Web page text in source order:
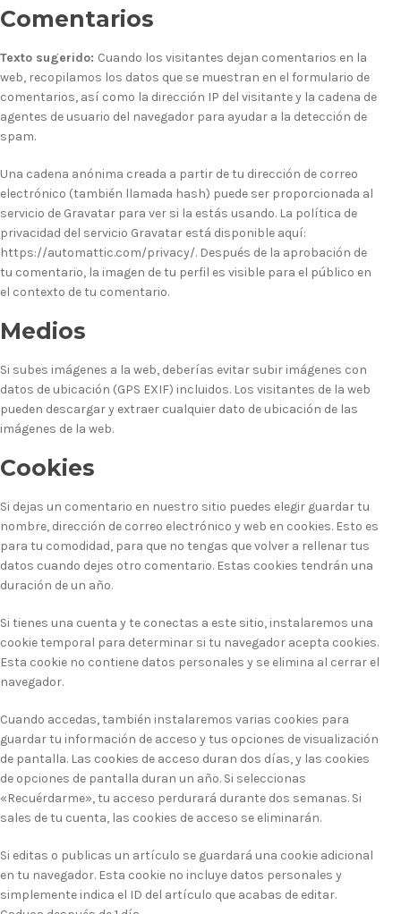
Comentarios
Texto sugerido: Cuando los visitantes dejan comentarios en la
web, recopilamos los datos que se muestran en el formulario de
comentarios, así como la dirección IP del visitante y la cadena de
agentes de usuario del navegador para ayudar a la detección de
spam.
Una cadena anónima creada a partir de tu dirección de correo
electrónico (también llamada hash) puede ser proporcionada al
servicio de Gravatar para ver si la estás usando. La política de
privacidad del servicio Gravatar está disponible aquí:
https://automattic.com/privacy/. Después de la aprobación de
tu comentario, la imagen de tu perfil es visible para el público en
el contexto de tu comentario.
Medios
Si subes imágenes a la web, deberías evitar subir imágenes con
datos de ubicación (GPS EXIF) incluidos. Los visitantes de la web
pueden descargar y extraer cualquier dato de ubicación de las
imágenes de la web.
Cookies
Si dejas un comentario en nuestro sitio puedes elegir guardar tu
nombre, dirección de correo electrónico y web en cookies. Esto es
para tu comodidad, para que no tengas que volver a rellenar tus
datos cuando dejes otro comentario. Estas cookies tendrán una
duración de un año.
Si tienes una cuenta y te conectas a este sitio, instalaremos una
cookie temporal para determinar si tu navegador acepta cookies.
Esta cookie no contiene datos personales y se elimina al cerrar el
navegador.
Cuando accedas, también instalaremos varias cookies para
guardar tu información de acceso y tus opciones de visualización
de pantalla. Las cookies de acceso duran dos días, y las cookies
de opciones de pantalla duran un año. Si seleccionas
«Recuérdarme», tu acceso perdurará durante dos semanas. Si
sales de tu cuenta, las cookies de acceso se eliminarán.
Si editas o publicas un artículo se guardará una cookie adicional
en tu navegador. Esta cookie no incluye datos personales y
simplemente indica el ID del artículo que acabas de editar.